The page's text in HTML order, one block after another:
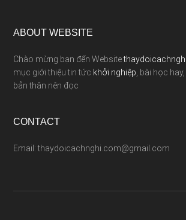
ABOUT WEBSITE
Chào mừng bạn đến Website
mục giới thiệu tin tức khởi nghiệp , bài học hay,
bản thân nên đọc
CONTACT
Email: thaydoicachnghi.com@gmail.com